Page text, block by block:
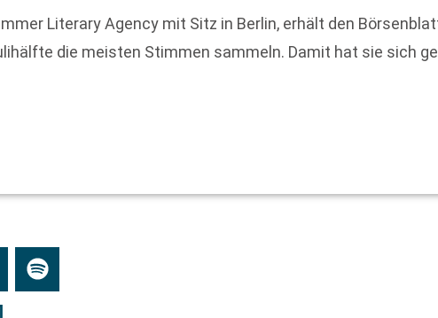
Literary Agency mit Sitz in Berlin, erhält den
die meisten Stimmen sammeln. Damit hat sie sich